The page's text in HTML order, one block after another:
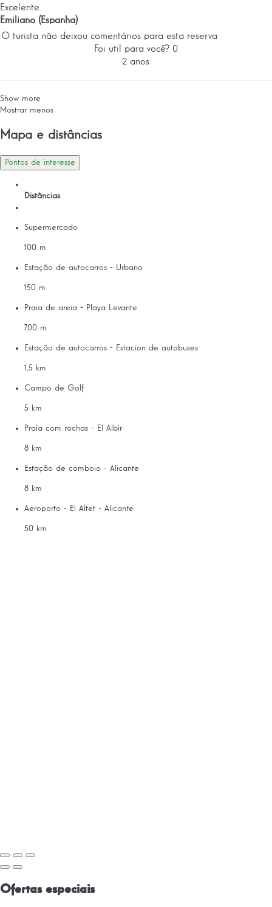
Excelente
Emiliano (Espanha)
O turista não deixou comentários para esta reserva
Foi util para você? 0
2 anos
Show more
Mostrar menos
Mapa e distâncias
Pontos de interesse
Distâncias
Supermercado
100 m
Estação de autocarros - Urbano
150 m
Praia de areia - Playa Levante
700 m
Estação de autocarros - Estacion de autobuses
1,5 km
Campo de Golf
5 km
Praia com rochas - El Albir
8 km
Estação de comboio - Alicante
8 km
Aeroporto - El Altet - Alicante
50 km
Ofertas especiais